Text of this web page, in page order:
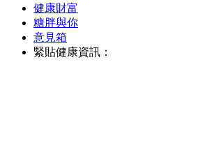
健康財富
糖胖與你
意見箱
緊貼健康資訊：